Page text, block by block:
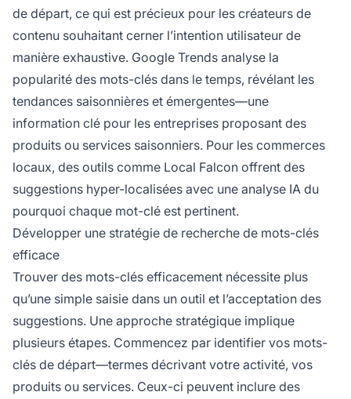
de départ, ce qui est précieux pour les créateurs de
contenu souhaitant cerner l’intention utilisateur de
manière exhaustive. Google Trends analyse la
popularité des mots-clés dans le temps, révélant les
tendances saisonnières et émergentes—une
information clé pour les entreprises proposant des
produits ou services saisonniers. Pour les commerces
locaux, des outils comme Local Falcon offrent des
suggestions hyper-localisées avec une analyse IA du
pourquoi chaque mot-clé est pertinent.
Développer une stratégie de recherche de mots-clés
efficace
Trouver des mots-clés efficacement nécessite plus
qu’une simple saisie dans un outil et l’acceptation des
suggestions. Une approche stratégique implique
plusieurs étapes. Commencez par identifier vos mots-
clés de départ—termes décrivant votre activité, vos
produits ou services. Ceux-ci peuvent inclure des